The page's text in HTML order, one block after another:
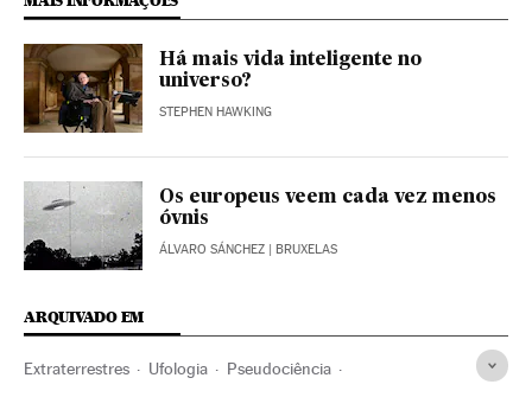
Há mais vida inteligente no
universo?
STEPHEN HAWKING
Os europeus veem cada vez menos
óvnis
ÁLVARO SÁNCHEZ | BRUXELAS
ARQUIVADO EM
Extraterrestres Ufologia Pseudociência